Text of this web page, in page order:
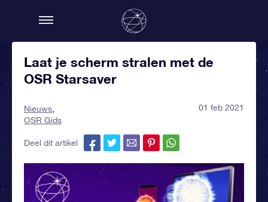
Laat je scherm stralen met de
OSR Starsaver
Nieuws
OSR Gids
01 feb 2021
Deel dit artikel